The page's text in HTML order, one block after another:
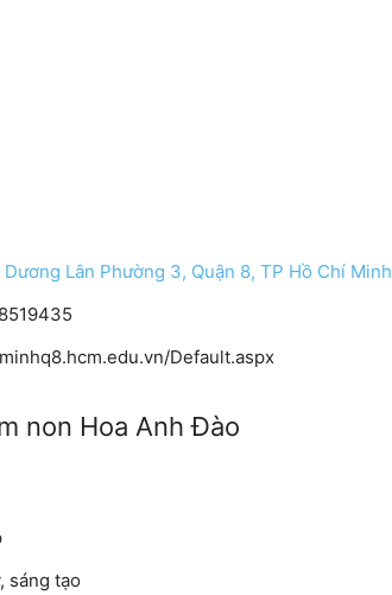
Dương Lân Phường 3, Quận 8, TP Hồ Chí Minh
Default.aspx
non Hoa Anh Đào
sáng tạo